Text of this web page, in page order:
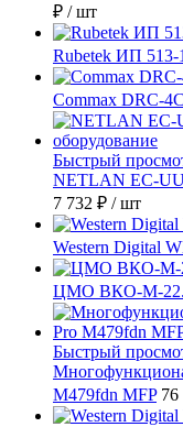
₽ / шт
Rubetek ИП
Commax DRC-
Быстрый
NETLAN EC-
7 732 ₽ / шт
Western Digital
ЦМО ВКО-М-
Быстрый
M479fdn MFP 76